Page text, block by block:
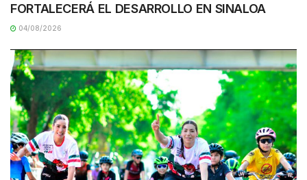
FORTALECERÁ EL DESARROLLO EN SINALOA
04/08/2026